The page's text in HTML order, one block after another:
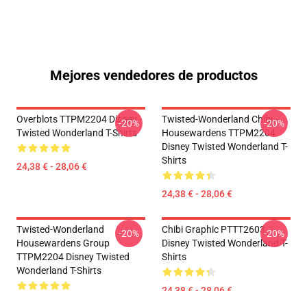
Mejores vendedores de productos
Overblots TTPM2204 Disney
Twisted Wonderland T-Shirts
24,38 € - 28,06 €
-20%
Twisted-Wonderland Chibi
Housewardens TTPM2204
Disney Twisted Wonderland T-
Shirts
24,38 € - 28,06 €
-20%
Twisted-Wonderland
Housewardens Group
TTPM2204 Disney Twisted
Wonderland T-Shirts
-20%
Chibi Graphic PTTT2603
Disney Twisted Wonderland T-
Shirts
-20%